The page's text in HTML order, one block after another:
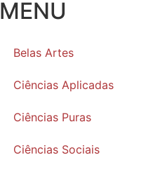
MENU
Belas Artes
Ciências Aplicadas
Ciências Puras
Ciências Sociais